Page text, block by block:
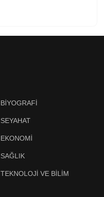
BİYOGRAFİ
SEYAHAT
EKONOMİ
SAĞLIK
TEKNOLOJİ VE BİLİM